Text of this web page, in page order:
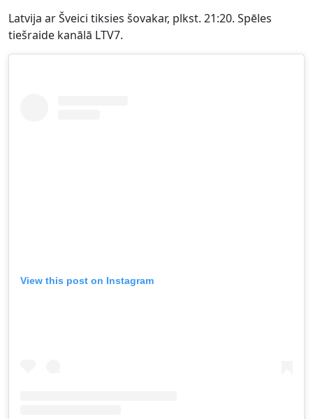
Latvija ar Šveici tiksies šovakar, plkst. 21:20. Spēles
tiešraide kanālā LTV7.
View this post on Instagram